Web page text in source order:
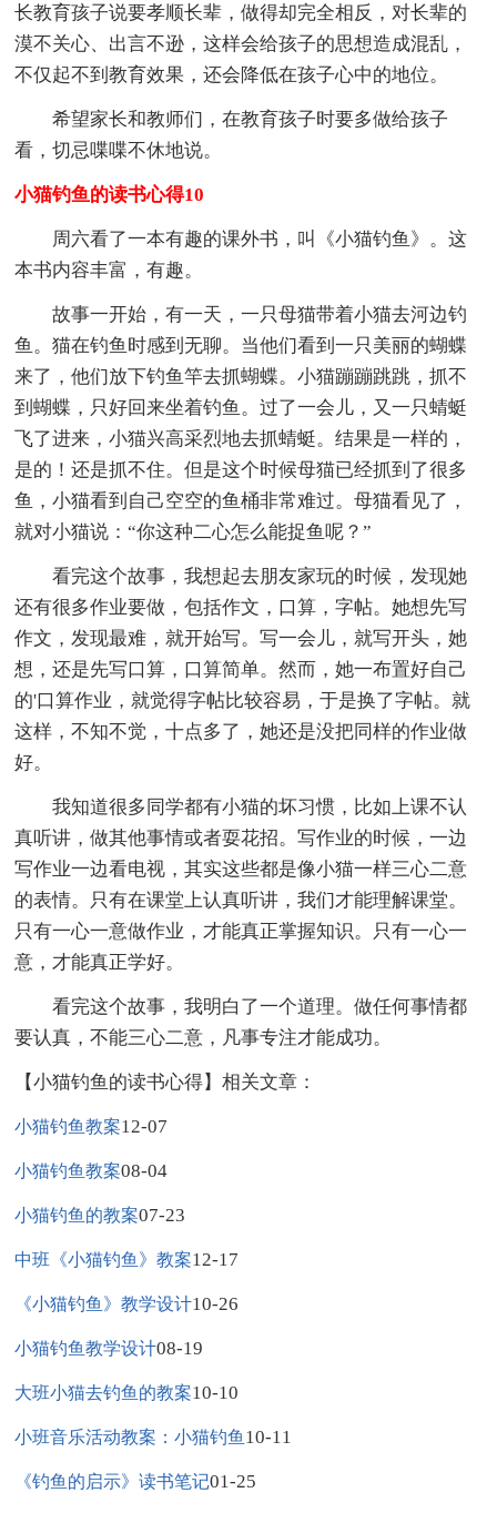
长教育孩子说要孝顺长辈，做得却完全相反，对长辈的
漠不关心、出言不逊，这样会给孩子的思想造成混乱，
不仅起不到教育效果，还会降低在孩子心中的地位。
希望家长和教师们，在教育孩子时要多做给孩子
看，切忌喋喋不休地说。
小猫钓鱼的读书心得10
周六看了一本有趣的课外书，叫《小猫钓鱼》。这
本书内容丰富，有趣。
故事一开始，有一天，一只母猫带着小猫去河边钓
鱼。猫在钓鱼时感到无聊。当他们看到一只美丽的蝴蝶
来了，他们放下钓鱼竿去抓蝴蝶。小猫蹦蹦跳跳，抓不
到蝴蝶，只好回来坐着钓鱼。过了一会儿，又一只蜻蜓
飞了进来，小猫兴高采烈地去抓蜻蜓。结果是一样的，
是的！还是抓不住。但是这个时候母猫已经抓到了很多
鱼，小猫看到自己空空的鱼桶非常难过。母猫看见了，
就对小猫说：“你这种二心怎么能捉鱼呢？”
看完这个故事，我想起去朋友家玩的时候，发现她
还有很多作业要做，包括作文，口算，字帖。她想先写
作文，发现最难，就开始写。写一会儿，就写开头，她
想，还是先写口算，口算简单。然而，她一布置好自己
的'口算作业，就觉得字帖比较容易，于是换了字帖。就
这样，不知不觉，十点多了，她还是没把同样的作业做
好。
我知道很多同学都有小猫的坏习惯，比如上课不认
真听讲，做其他事情或者耍花招。写作业的时候，一边
写作业一边看电视，其实这些都是像小猫一样三心二意
的表情。只有在课堂上认真听讲，我们才能理解课堂。
只有一心一意做作业，才能真正掌握知识。只有一心一
意，才能真正学好。
看完这个故事，我明白了一个道理。做任何事情都
要认真，不能三心二意，凡事专注才能成功。
【小猫钓鱼的读书心得】相关文章：
小猫钓鱼教案12-07
小猫钓鱼教案08-04
小猫钓鱼的教案07-23
中班《小猫钓鱼》教案12-17
《小猫钓鱼》教学设计10-26
小猫钓鱼教学设计08-19
大班小猫去钓鱼的教案10-10
小班音乐活动教案：小猫钓鱼 10-11
《钓鱼的启示》读书笔记01-25